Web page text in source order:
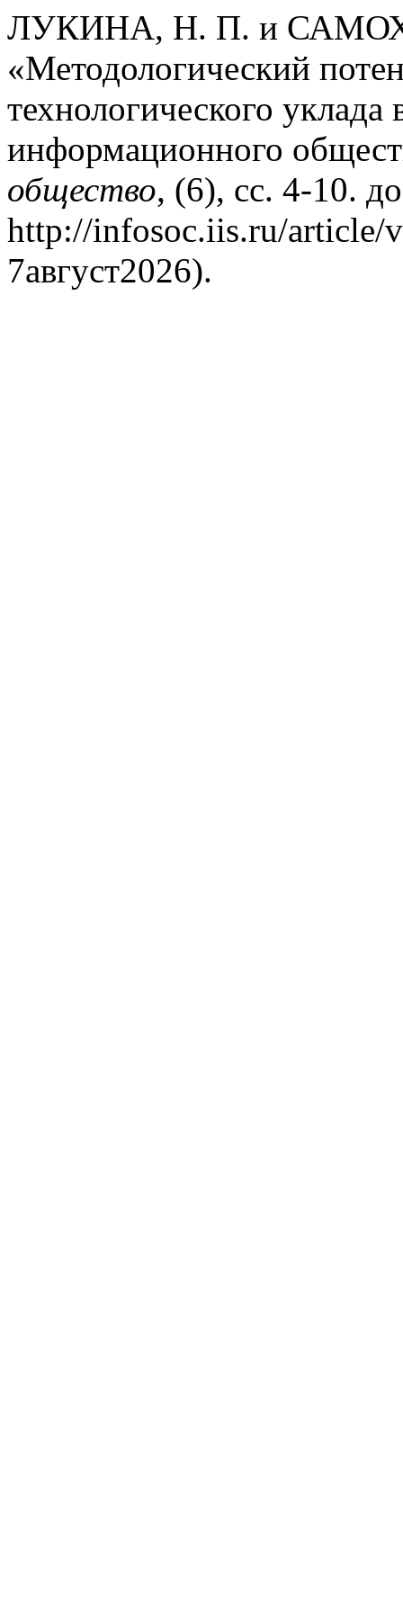
ЛУКИНА, Н. П. и
«Методологический
технологического
информационного
общество, (6), сс. 4-10.
http://infosoc.iis.ru/article/
7август2026).